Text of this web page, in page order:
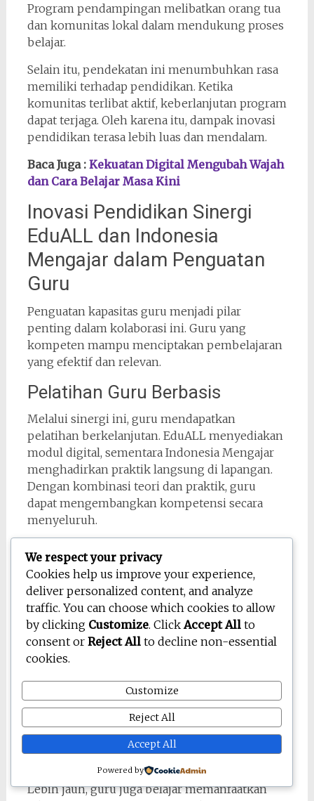
Program pendampingan melibatkan orang tua
dan komunitas lokal dalam mendukung proses
belajar.
Selain itu, pendekatan ini menumbuhkan rasa
memiliki terhadap pendidikan. Ketika
komunitas terlibat aktif, keberlanjutan program
dapat terjaga. Oleh karena itu, dampak inovasi
pendidikan terasa lebih luas dan mendalam.
Baca Juga : Kekuatan Digital Mengubah Wajah
dan Cara Belajar Masa Kini
Inovasi Pendidikan Sinergi
EduALL dan Indonesia
Mengajar dalam Penguatan
Guru
Penguatan kapasitas guru menjadi pilar
penting dalam kolaborasi ini. Guru yang
kompeten mampu menciptakan pembelajaran
yang efektif dan relevan.
Pelatihan Guru Berbasis
Melalui sinergi ini, guru mendapatkan
pelatihan berkelanjutan. EduALL menyediakan
modul digital, sementara Indonesia Mengajar
menghadirkan praktik langsung di lapangan.
Dengan kombinasi teori dan praktik, guru
dapat mengembangkan kompetensi secara
menyeluruh.
berinovasi dalam metode mengajar. Akibatnya,
pembelajaran menjadi lebih kreatif dan
interaktif.
Pendampingan Guru untuk
Pembelajaran Kontekstual
Pendampingan intensif membantu guru
memahami kondisi siswa secara lebih
mendalam. Oleh sebab itu, guru dapat
menyesuaikan materi dengan konteks lokal.
Pendekatan ini membuat pembelajaran lebih
Lebih jauh, guru juga belajar memanfaatkan
We respect your privacy
Cookies help us improve your experience,
deliver personalized content, and analyze
traffic. You can choose which cookies to allow
by clicking Customize. ClickAccept All to
consent or Reject All to decline non-essential
cookies.
Customize
Reject All
Accept All
Powered by